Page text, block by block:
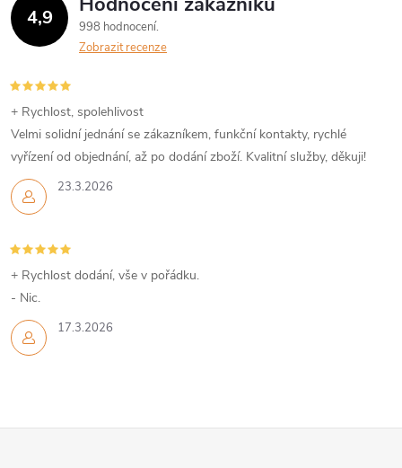
4,9
998 hodnocení
Zobrazit recenze
23.3.2026
+ Rychlost, spolehlivost
Velmi solidní jednání se zákazníkem, funkční kontakty, rychlé
vyřízení od objednání, až po dodání zboží. Kvalitní služby, děkuji!
17.3.2026
+ Rychlost dodání, vše v pořádku.
- Nic.